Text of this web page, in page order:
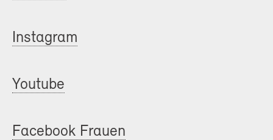
Instagram
Youtube
Facebook Frauen